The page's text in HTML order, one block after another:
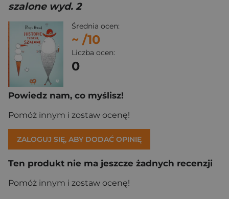
szalone wyd. 2
Średnia ocen:
~ /10
Liczba ocen:
0
Powiedz nam, co myślisz!
Pomóż innym i zostaw ocenę!
ZALOGUJ SIĘ, ABY DODAĆ OPINIĘ
Ten produkt nie ma jeszcze żadnych recenzji
Pomóż innym i zostaw ocenę!